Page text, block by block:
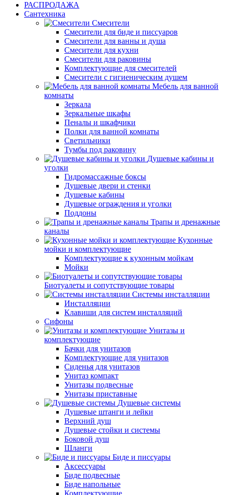
РАСПРОДАЖА
Сантехника
Смесители
Смесители для биде и писсуаров
Смесители для ванны и душа
Смесители для кухни
Смесители для раковины
Комплектующие для смесителей
Смесители с гигиеническим душем
Мебель для ванной
комнаты
Зеркала
Зеркальные шкафы
Пеналы и шкафчики
Полки для ванной комнаты
Светильники
Тумбы под раковину
Душевые кабины и
уголки
Гидромассажные боксы
Душевые двери и стенки
Душевые кабины
Душевые ограждения и уголки
Поддоны
Трапы и дренажные
каналы
Кухонные
мойки и комплектующие
Комплектующие к кухонным мойкам
Мойки
Биотуалеты и сопутствующие товары
Системы инсталляции
Инсталляции
Клавиши для систем инсталляций
Сифоны
Унитазы и
комплектующие
Бачки для унитазов
Комплектующие для унитазов
Сиденья для унитазов
Унитаз компакт
Унитазы подвесные
Унитазы приставные
Душевые системы
Душевые штанги и лейки
Верхний душ
Душевые стойки и системы
Боковой душ
Шланги
Биде и писсуары
Аксессуары
Биде подвесные
Биде напольные
Комплектующие